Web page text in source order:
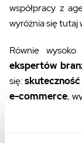
współpracy z
wyróżnia się tutaj
Równie
ekspertów
się:
e-commerce,